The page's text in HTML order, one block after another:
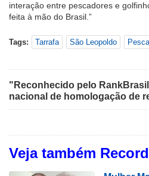
interação entre pescadores e
feita à mão do Brasil.”
Tags: Tarrafa São Leopoldo Pesca
"Reconhecido pelo
nacional de homologação de
Veja também